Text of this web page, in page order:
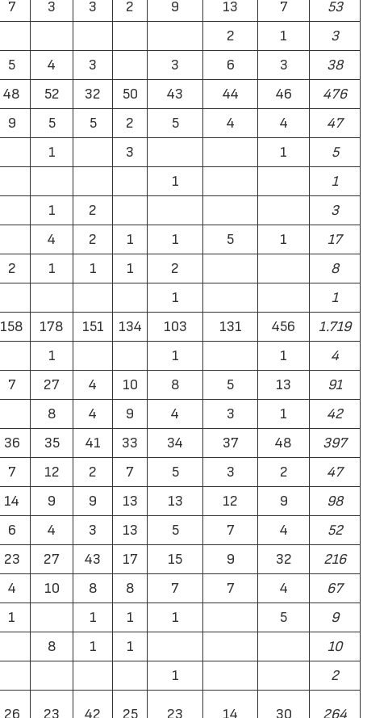
7 3 3 2 9 13 7
53
2 1
3
5 4 3 3 6 3
38
48 52 32 50 43 44 46
476
9 5 5 2 5 4 4
47
1 3 1
5
1
1
1 2
3
4 2 1 1 5 1
17
2 1 1 1 2
8
1
1
158 178 151 134 103 131 456
1.719
1 1 1
4
7 27 4 10 8 5 13
91
8 4 9 4 3 1
42
36 35 41 33 34 37 48
397
7 12 2 7 5 3 2
47
14 9 9 13 13 12 9
98
6 4 3 13 5 7 4
52
23 27 43 17 15 9 32
216
4 10 8 8 7 7 4
67
1 1 1 1 5
9
8 1 1
10
1
2
26 23 42 25 23 14 30 264